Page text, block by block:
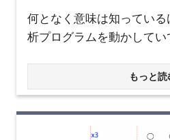
何となく意味は知ってい
析プログラムを動かしてい
もっと読